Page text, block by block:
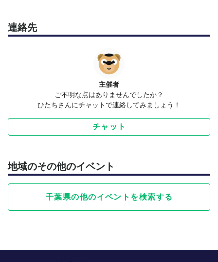
連絡先
主催者
ご不明な点はありませんでしたか？
ひたちさんにチャットで連絡してみましょう！
チャット
地域のその他のイベント
千葉県の他のイベントを検索する